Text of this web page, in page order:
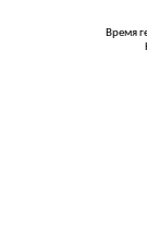
Время